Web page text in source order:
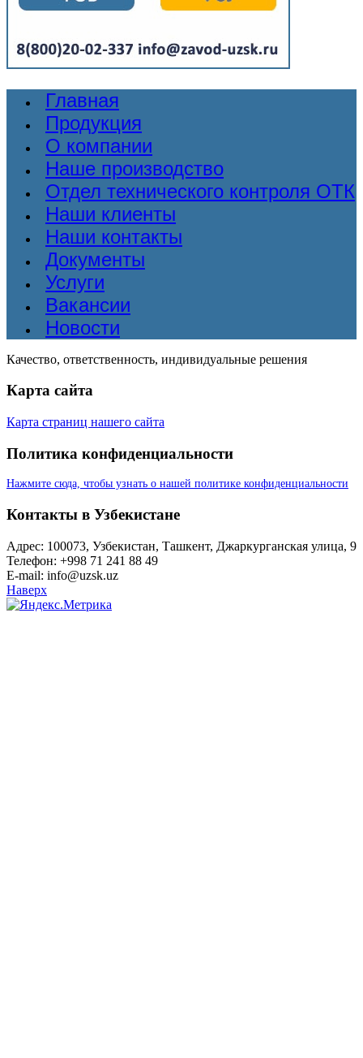
Главная
Продукция
О компании
Наше производство
Отдел технического контроля ОТК
Наши клиенты
Наши контакты
Документы
Услуги
Вакансии
Новости
Качество, ответственность, индивидуальные решения
Карта сайта
Карта страниц нашего сайта
Политика конфиденциальности
Нажмите сюда, чтобы узнать о нашей политике конфиденциальности
Контакты в Узбекистане
Адрес: 100073, Узбекистан, Ташкент, Джаркурганская улица, 9
Телефон: +998 71 241 88 49
E-mail: info@uzsk.uz
Наверх